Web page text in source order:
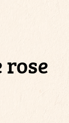
rose